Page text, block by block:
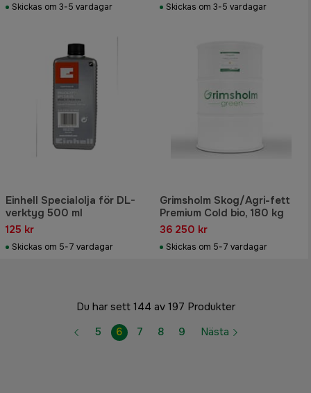
Skickas om 3-5 vardagar Skickas om 3-5 vardagar
Einhell Specialolja för DL-
verktyg 500 ml
125 kr
Skickas om 5-7 vardagar
Grimsholm Skog/Agri-fett
Premium Cold bio, 180 kg
36 250 kr
Skickas om 5-7 vardagar
Du har sett 144 av 197 Produkter
5
6 7 8 9 Nästa